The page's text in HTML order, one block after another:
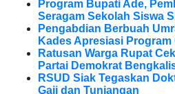
Program Bupati Ade,
Seragam Sekolah Siswa
Pengabdian Berbuah
Kades Apresiasi
Ratusan Warga Rupat
Partai Demokrat
RSUD Siak Tegaskan
Gaji dan Tunjangan